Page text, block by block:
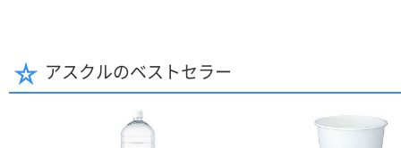
アスクルのベストセラー